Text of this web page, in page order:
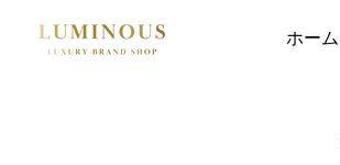
ホーム